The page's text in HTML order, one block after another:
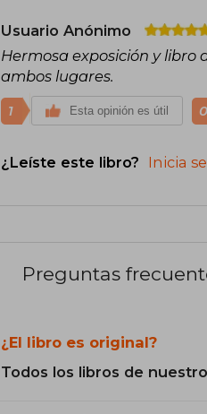
Usuario Anónimo
Hermosa exposición y libro
ambos lugares.
1 Esta opinión es útil 0
¿Leíste este libro? Inicia
Preguntas
¿El libro es original?
Todos los libros de